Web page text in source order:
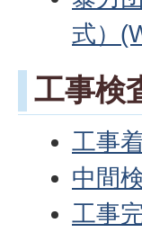
式）
工事検
工事
中間
工事